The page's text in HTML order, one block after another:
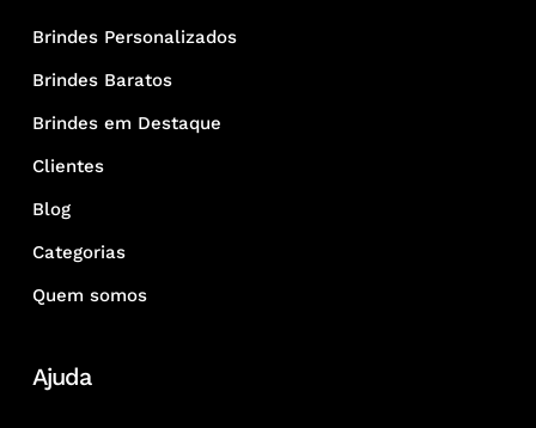
Brindes Personalizados
Brindes Baratos
Brindes em Destaque
Clientes
Blog
Categorias
Quem somos
Ajuda